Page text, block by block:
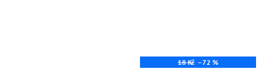
18 Kč –72 %